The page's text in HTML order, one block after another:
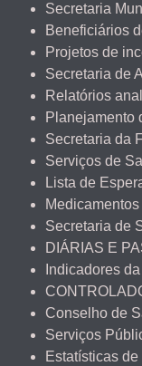
Secretaria
Beneficiários
Projetos de
Secretaria de
Relatórios
Planejamento
Secretaria da
Serviços de
Lista de
Secretaria de
DIÁRIAS E
Indicadores
Conselho de
Serviços
Estatísticas